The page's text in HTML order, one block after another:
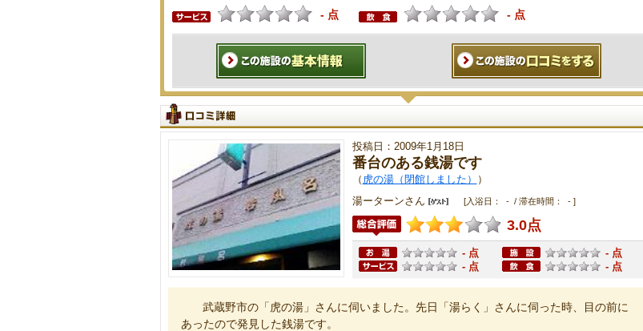
- 点
- 点
投稿日：2009年1月18日
番台のある銭湯です
（ 虎の湯（閉館しました）
）
湯ーターンさん
[入浴日： - / 滞在時間： - ]
3.0点
- 点
- 点
- 点
- 点
武蔵野市の「虎の湯」さんに伺いました。先日「湯らく」さんに伺った時、目の前に
あったので発見した銭湯です。